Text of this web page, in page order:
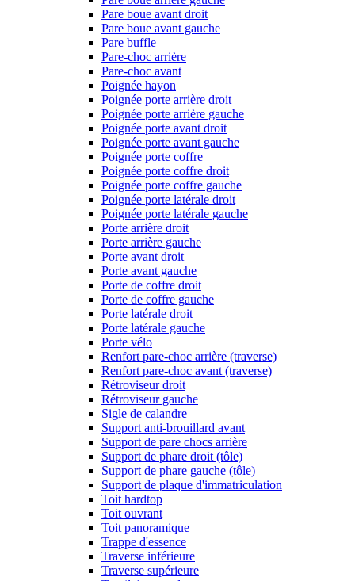
Pare boue avant droit
Pare boue avant gauche
Pare buffle
Pare-choc arrière
Pare-choc avant
Poignée hayon
Poignée porte arrière droit
Poignée porte arrière gauche
Poignée porte avant droit
Poignée porte avant gauche
Poignée porte coffre
Poignée porte coffre droit
Poignée porte coffre gauche
Poignée porte latérale droit
Poignée porte latérale gauche
Porte arrière droit
Porte arrière gauche
Porte avant droit
Porte avant gauche
Porte de coffre droit
Porte de coffre gauche
Porte latérale droit
Porte latérale gauche
Porte vélo
Renfort pare-choc arrière (traverse)
Renfort pare-choc avant (traverse)
Rétroviseur droit
Rétroviseur gauche
Sigle de calandre
Support anti-brouillard avant
Support de pare chocs arrière
Support de phare droit (tôle)
Support de phare gauche (tôle)
Support de plaque d'immatriculation
Toit hardtop
Toit ouvrant
Toit panoramique
Trappe d'essence
Traverse inférieure
Traverse supérieure